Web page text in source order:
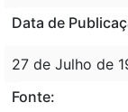
Data de
27 de Julho de
Fonte: